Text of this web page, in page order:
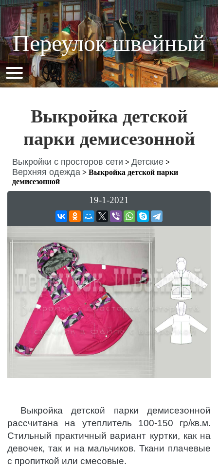
Переулок швейный
Выкройка детской
парки демисезонной
Выкройки с просторов сети > Детские >
Верхняя одежда > Выкройка детской парки
демисезонной
19-1-2021
Выкройка детской парки демисезонной
рассчитана на утеплитель 100-150 гр/кв.м.
Стильный практичный вариант куртки, как на
девочек, так и на мальчиков. Ткани плачевые
с пропиткой или смесовые.